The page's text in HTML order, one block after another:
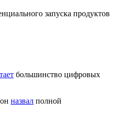
запуска продуктов
большинство цифровых
назвал полной